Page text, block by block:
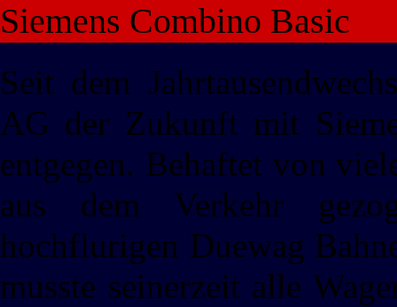
Siemens Combino Basic
Seit dem
AG der Zukunft mit
entgegen. Behaftet von
aus dem Verkehr
hochflurigen Duewag
musste seinerzeit alle